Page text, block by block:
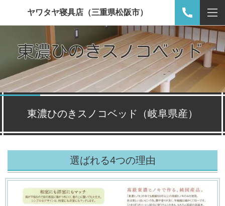
ヤワタヤ寝具店（三重県松阪市）
東濃ひのきスノコベッド（岐阜県産）
選ばれる4つの理由